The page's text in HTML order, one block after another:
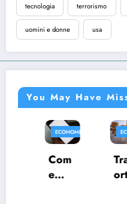
tecnologia terrorismo
uomini e donne usa
You May Have
ECONOMIA ECONOMIA
Trasp